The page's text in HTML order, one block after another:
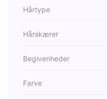
Hårtype
Hårskærer
Begivenheder
Farve